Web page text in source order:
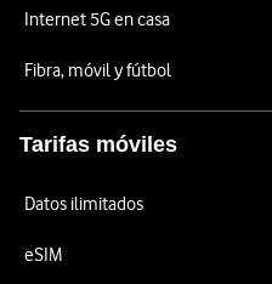
Internet 5G en casa
Fibra, móvil y fútbol
Tarifas móviles
Datos ilimitados
eSIM